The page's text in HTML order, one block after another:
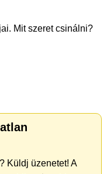
Mit szeret csinálni?
Küldj üzenetet! A